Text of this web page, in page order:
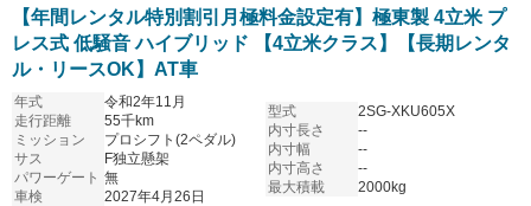
【年間レンタル特別割引月極料金設定有】極東製 4立米 プ
レス式 低騒音 ハイブリッド 【4立米クラス】【長期レンタ
ル・リースOK】AT車
年式
令和2年11月
走行距離
55千km
ミッション
プロシフト(2ペダル)
サス
F独立懸架
パワーゲート 無
車検
2027年4月26日
型式
2SG-XKU605X
内寸長さ
--
内寸幅
--
内寸高さ
--
最大積載
2000kg